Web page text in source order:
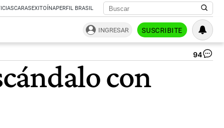
CARASEXITOÍNAPERFIL BRASIL
INGRESAR SUSCRIBITE
94
con